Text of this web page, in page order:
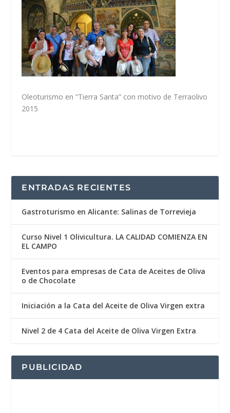
Oleoturismo en “Tierra Santa” con motivo de Terraolivo
2015
ENTRADAS RECIENTES
Gastroturismo en Alicante: Salinas de Torrevieja
Curso Nivel 1 Olivicultura. LA CALIDAD COMIENZA EN
EL CAMPO
Eventos para empresas de Cata de Aceites de Oliva
o de Chocolate
Iniciación a la Cata del Aceite de Oliva Virgen extra
Nivel 2 de 4 Cata del Aceite de Oliva Virgen Extra
PUBLICIDAD